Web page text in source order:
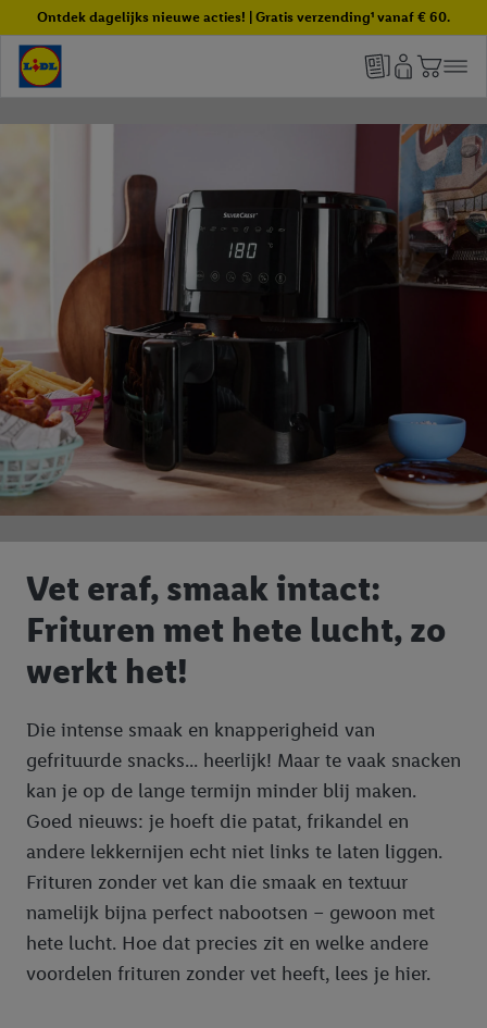
Ontdek dagelijks nieuwe acties! | Gratis verzending¹ vanaf € 60.
Vet eraf, smaak intact:
Frituren met hete lucht, zo
werkt het!
Die intense smaak en knapperigheid van
gefrituurde snacks... heerlijk! Maar te vaak snacken
kan je op de lange termijn minder blij maken.
Goed nieuws: je hoeft die patat, frikandel en
andere lekkernijen echt niet links te laten liggen.
Frituren zonder vet kan die smaak en textuur
namelijk bijna perfect nabootsen – gewoon met
hete lucht. Hoe dat precies zit en welke andere
voordelen frituren zonder vet heeft, lees je hier.